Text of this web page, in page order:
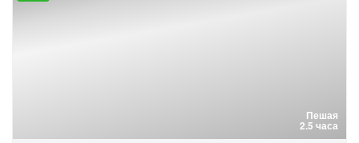
Пешая
2.5 часа